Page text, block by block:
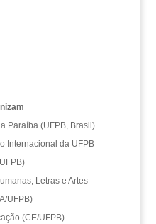
Paraíba (UFPB, Brasil)
Internacional da UFPB
Letras e Artes
UFPB)
(CE/UFPB)